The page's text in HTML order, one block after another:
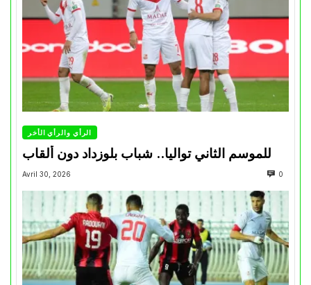
الرأي والرأي الأخر
للموسم الثاني تواليا.. شباب بلوزداد دون ألقاب
Avril 30, 2026 0